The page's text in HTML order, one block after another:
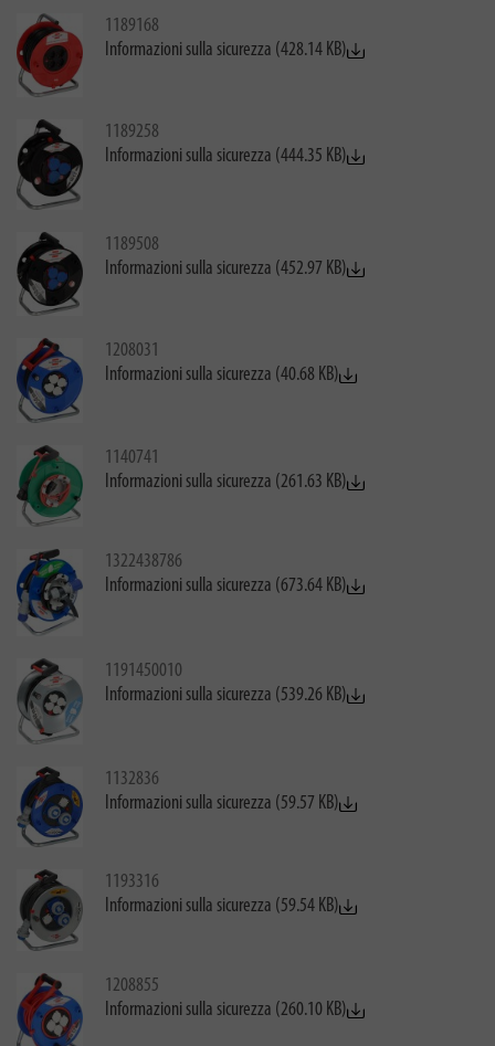
1189168
Informazioni sulla sicurezza (428.14 KB)
1189258
Informazioni sulla sicurezza (444.35 KB)
1189508
Informazioni sulla sicurezza (452.97 KB)
1208031
Informazioni sulla sicurezza (40.68 KB)
1140741
Informazioni sulla sicurezza (261.63 KB)
1322438786
Informazioni sulla sicurezza (673.64 KB)
1191450010
Informazioni sulla sicurezza (539.26 KB)
1132836
Informazioni sulla sicurezza (59.57 KB)
1193316
Informazioni sulla sicurezza (59.54 KB)
1208855
Informazioni sulla sicurezza (260.10 KB)